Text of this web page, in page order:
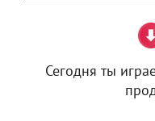
Сегодня ты